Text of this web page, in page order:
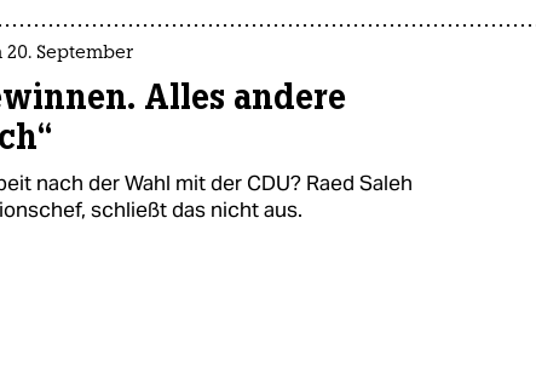
September
Alles andere
nach der Wahl mit der CDU? Raed Saleh
schließt das nicht aus.